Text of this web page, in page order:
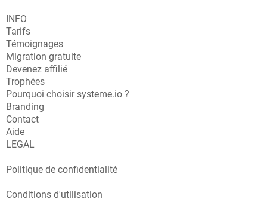
INFO
Tarifs
Témoignages
Migration gratuite
Devenez affilié
Trophées
Pourquoi choisir systeme.io ?
Branding
Contact
Aide
LEGAL
Politique de confidentialité
Conditions d'utilisation